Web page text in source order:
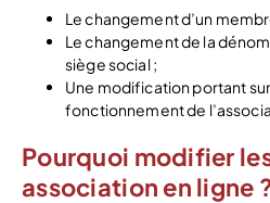
Le changement d’un
Le changement de la
siège social ;
Une modification portant
fonctionnement de
Pourquoi modifier
association en ligne